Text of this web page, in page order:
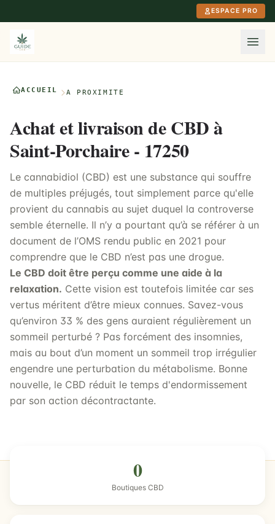
ESPACE PRO
ACCUEIL À PROXIMITÉ
Achat et livraison de CBD à
Saint-Porchaire - 17250
Le cannabidiol (CBD) est une substance qui souffre
de multiples préjugés, tout simplement parce qu'elle
provient du cannabis au sujet duquel la controverse
semble éternelle. Il n’y a pourtant qu’à se référer à un
document de l’OMS rendu public en 2021 pour
comprendre que le CBD n’est pas une drogue.
Le CBD doit être perçu comme une aide à la
relaxation. Cette vision est toutefois limitée car ses
vertus méritent d’être mieux connues. Savez-vous
qu’environ 33 % des gens auraient régulièrement un
sommeil perturbé ? Pas forcément des insomnies,
mais au bout d’un moment un sommeil trop irrégulier
engendre une perturbation du métabolisme. Bonne
nouvelle, le CBD réduit le temps d'endormissement
par son action décontractante.
0
Boutiques CBD